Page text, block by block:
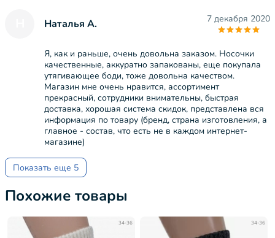
Наталья А. 7 декабря 2020
Я, как и раньше, очень довольна заказом. Носочки
качественные, аккуратно запакованы, еще покупала
утягивающее боди, тоже довольна качеством.
Магазин мне очень нравится, ассортимент
прекрасный, сотрудники внимательны, быстрая
доставка, хорошая система скидок, представлена вся
информация по товару (бренд, страна изготовления, а
главное - состав, что есть не в каждом интернет-
магазине)
Показать еще 5
Похожие товары
34-36 34-36